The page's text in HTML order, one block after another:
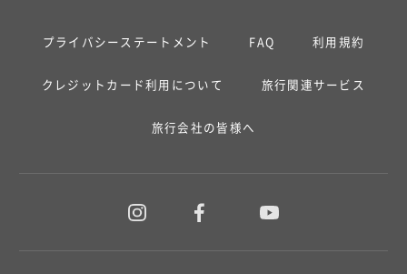
プライバシーステートメント FAQ 利用規約
クレジットカード利用について 旅行関連サービス
旅行会社の皆様へ